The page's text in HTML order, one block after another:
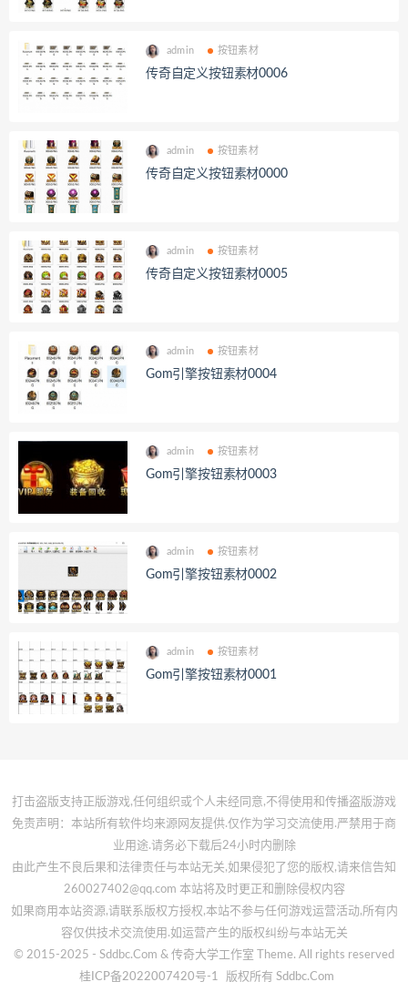
admin 按钮素材
传奇自定义按钮素材0006
admin 按钮素材
传奇自定义按钮素材0000
admin 按钮素材
传奇自定义按钮素材0005
admin 按钮素材
Gom引擎按钮素材0004
admin 按钮素材
Gom引擎按钮素材0003
admin 按钮素材
Gom引擎按钮素材0002
admin 按钮素材
Gom引擎按钮素材0001
打击盗版支持正版游戏,任何组织或个人未经同意,不得使用和传播盗版游戏
免责声明：本站所有软件均来源网友提供.仅作为学习交流使用.严禁用于商
业用途.请务必下载后24小时内删除
由此产生不良后果和法律责任与本站无关,如果侵犯了您的版权,请来信告知
260027402@qq.com 本站将及时更正和删除侵权内容
如果商用本站资源,请联系版权方授权,本站不参与任何游戏运营活动,所有内
容仅供技术交流使用.如运营产生的版权纠纷与本站无关
© 2015-2025 - Sddbc.Com & 传奇大学工作室 Theme. All rights reserved
桂ICP备2022007420号-1
版权所有 Sddbc.Com